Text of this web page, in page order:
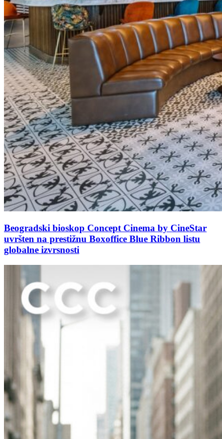
Beogradski bioskop Concept Cinema by CineStar
uvršten na prestižnu Boxoffice Blue Ribbon listu
globalne izvrsnosti